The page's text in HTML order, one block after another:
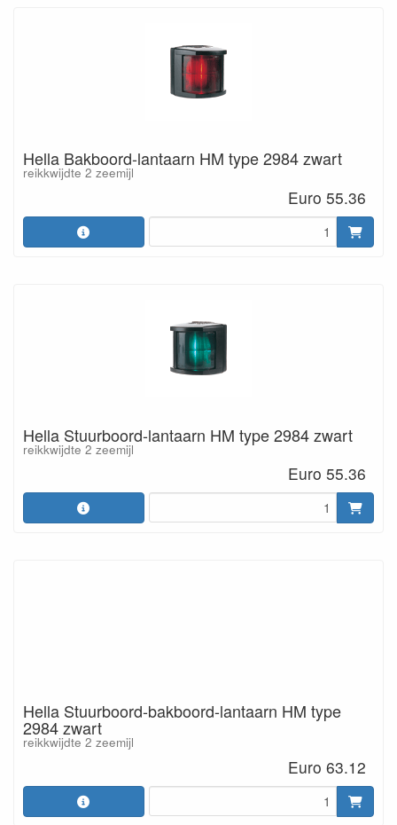
Hella Bakboord-lantaarn HM type 2984 zwart
reikkwijdte 2 zeemijl
Euro 55.36
Hella Stuurboord-lantaarn HM type 2984 zwart
reikkwijdte 2 zeemijl
Euro 55.36
Hella Stuurboord-bakboord-lantaarn HM type
2984 zwart
reikkwijdte 2 zeemijl
Euro 63.12